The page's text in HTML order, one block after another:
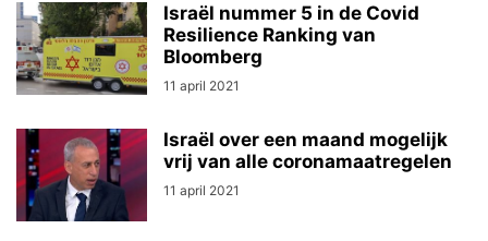
Israël nummer 5 in de Covid
Resilience Ranking van
Bloomberg
11 april 2021
Israël over een maand mogelijk
vrij van alle coronamaatregelen
11 april 2021